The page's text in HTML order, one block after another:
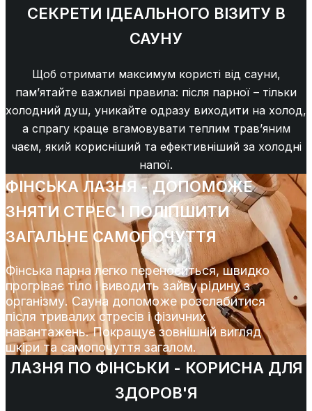
СЕКРЕТИ ІДЕАЛЬНОГО ВІЗИТУ В
САУНУ
Щоб отримати максимум користі від сауни,
пам’ятайте важливі правила: після парної – тільки
холодний душ, уникайте одразу виходити на холод,
а спрагу краще вгамовувати теплим трав’яним
чаєм, який корисніший та ефективніший за холодні
напої.
ФІНСЬКА ЛАЗНЯ - ДОПОМОЖЕ
ЗНЯТИ СТРЕС І ПОЛІПШИТИ
ЗАГАЛЬНЕ САМОПОЧУТТЯ
Фінська парна легко переноситься, швидко
прогріває тіло і виводить зайву рідину з
організму. Сауна допоможе розслабитися
після тривалих стресів і фізичних
навантажень. Покращує зовнішній вигляд
шкіри та самопочуття загалом.
ЛАЗНЯ ПО ФІНСЬКИ - КОРИСНА ДЛЯ
ЗДОРОВ'Я